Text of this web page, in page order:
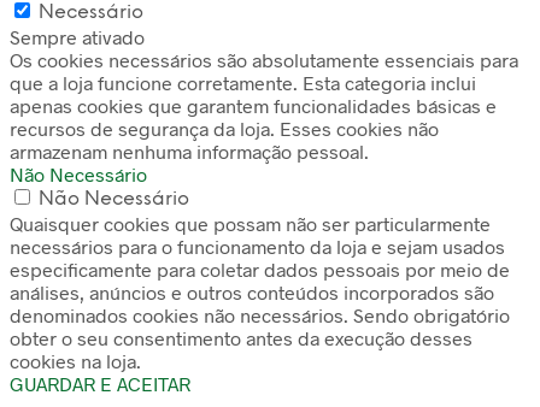
Necessário
Sempre ativado
Os cookies necessários são absolutamente essenciais para
que a loja funcione corretamente. Esta categoria inclui
apenas cookies que garantem funcionalidades básicas e
recursos de segurança da loja. Esses cookies não
armazenam nenhuma informação pessoal.
Não Necessário
Não Necessário
Quaisquer cookies que possam não ser particularmente
necessários para o funcionamento da loja e sejam usados
especificamente para coletar dados pessoais por meio de
análises, anúncios e outros conteúdos incorporados são
denominados cookies não necessários. Sendo obrigatório
obter o seu consentimento antes da execução desses
cookies na loja.
GUARDAR E ACEITAR